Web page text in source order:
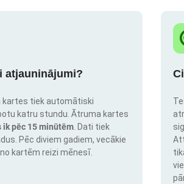
atjauninājumi?
kartes tiek automātiski
katru stundu. Ātruma kartes
pēc 15 minūtēm . Dati tiek
Pēc diviem gadiem, vecākie
kartēm reizi mēnesī.